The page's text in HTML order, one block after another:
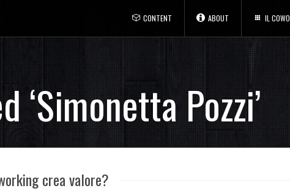
CONTENT ABOUT IL COWO
‘Simonetta Pozzi’
crea valore?